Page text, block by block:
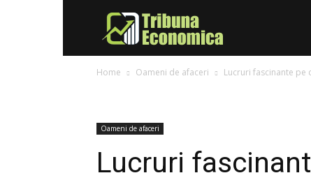
Home Oameni de afaceri Lucruri fascinante pe
Oameni de afaceri
Lucruri